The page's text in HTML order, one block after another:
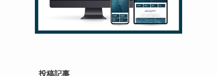
投稿記事